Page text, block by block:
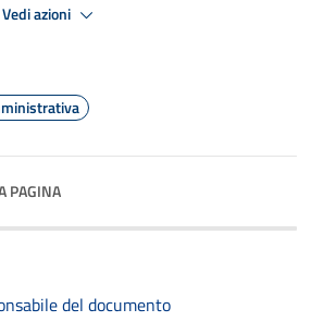
Vedi azioni
PAGINA
del documento